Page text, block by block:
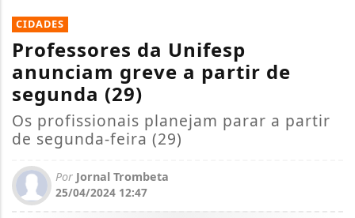
CIDADES
Professores da Unifesp
anunciam greve a partir de
segunda (29)
Os profissionais planejam parar a partir
de segunda-feira (29)
Por Jornal Trombeta
25/04/2024 12:47